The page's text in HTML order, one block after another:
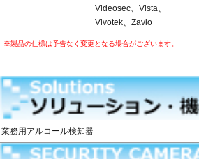
Videosec、Vista、
Vivotek、Zavio
※製品の仕様は予告なく変更となる場合がございます。
業務用アルコール検知器